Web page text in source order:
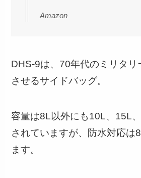
Amazon
DHS-9は、70年代のミリタリ
させるサイドバッグ。
容量は8L以外にも10L、15L
されていますが、防水対応は
ます。